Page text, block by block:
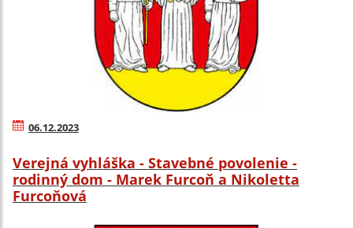
06.12.2023
Verejná vyhláška - Stavebné povolenie -
rodinný dom - Marek Furcoň a Nikoletta
Furcoňová